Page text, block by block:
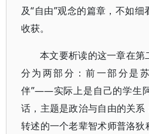
及“自由”观念的篇章，不如
收获。
本文要析读的这一章在第
分为两部分：前一部分是
伴”——实际上是自己的学生
话，主题是政治与自由的关
转述的一个老辈智术师普洛